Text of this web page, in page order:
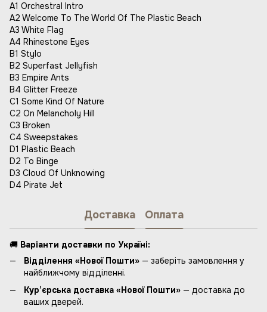
A1 Orchestral Intro
A2 Welcome To The World Of The Plastic Beach
A3 White Flag
A4 Rhinestone Eyes
B1 Stylo
B2 Superfast Jellyfish
B3 Empire Ants
B4 Glitter Freeze
C1 Some Kind Of Nature
C2 On Melancholy Hill
C3 Broken
C4 Sweepstakes
D1 Plastic Beach
D2 To Binge
D3 Cloud Of Unknowing
D4 Pirate Jet
Доставка Оплата
🚚 Варіанти доставки по Україні:
Відділення «Нової Пошти» — заберіть замовлення у
найближчому відділенні.
Кур’єрська доставка «Нової Пошти» — доставка до
ваших дверей.